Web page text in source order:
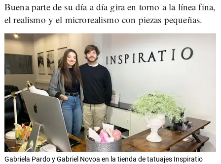
Buena parte de su día a día gira en torno a la línea fina,
el realismo y el microrealismo con piezas pequeñas.
Gabriela Pardo y Gabriel Novoa en la tienda de tatuajes Inspiratio